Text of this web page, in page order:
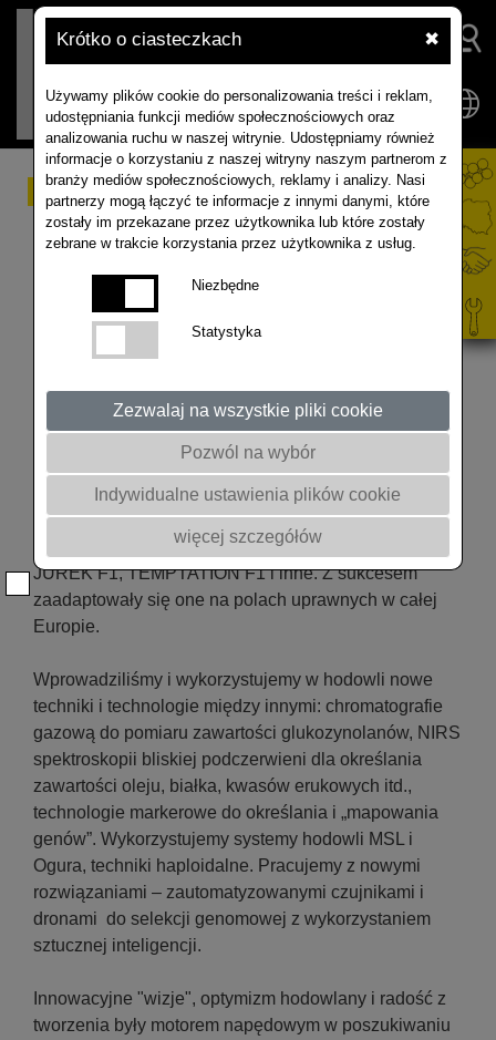
Krótko o ciasteczkach ✖
Używamy plików cookie do personalizowania treści i reklam,
udostępniania funkcji mediów społecznościowych oraz
analizowania ruchu w naszej witrynie. Udostępniamy również
informacje o korzystaniu z naszej witryny naszym partnerom z
branży mediów społecznościowych, reklamy i analizy. Nasi
partnerzy mogą łączyć te informacje z innymi danymi, które
zostały im przekazane przez użytkownika lub które zostały
zebrane w trakcie korzystania przez użytkownika z usług.
Niezbędne
Statystyka
Zezwalaj na wszystkie pliki cookie
Pozwól na wybór
Indywidualne ustawienia plików cookie
więcej szczegółów
50 lat (R) EWOLUCJI W
UPRAWIE RZEPAKU W
EUROPIE
50 lat ( R ) EWOLUCJI W UPRAWIE RZEPAKU w
EUROPIE
Do 2000 roku dużą rolę w uprawie odegrały odmiany
populacyjne LESIRA, JETNEUF, LIBRAVO, LIROPA
LIRAJET, LISEK. Następnie na rynku pojawiły się
nowe wyhodowane odmiany mieszańcowe: TALENT
F1, KRONOS F1, MENDEL F1, VISBY F1, ATORA F1,
JUREK F1, TEMPTATION F1 i inne. Z sukcesem
zaadaptowały się one na polach uprawnych w całej
Europie.
Wprowadziliśmy i wykorzystujemy w hodowli nowe
techniki i technologie między innymi: chromatografie
gazową do pomiaru zawartości glukozynolanów, NIRS
spektroskopii bliskiej podczerwieni dla określania
zawartości oleju, białka, kwasów erukowych itd.,
technologie markerowe do określania i „mapowania
genów”. Wykorzystujemy systemy hodowli MSL i
Ogura, techniki haploidalne. Pracujemy z nowymi
rozwiązaniami – zautomatyzowanymi czujnikami i
dronami do selekcji genomowej z wykorzystaniem
sztucznej inteligencji.
Innowacyjne "wizje", optymizm hodowlany i radość z
tworzenia były motorem napędowym w poszukiwaniu